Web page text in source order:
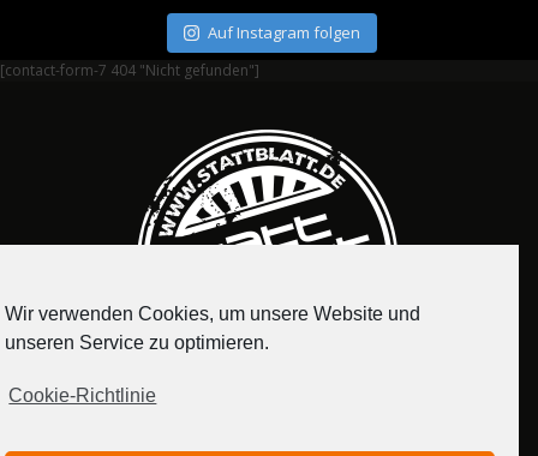
Auf Instagram folgen
[contact-form-7 404 "Nicht gefunden"]
Wir verwenden Cookies, um unsere Website und
unseren Service zu optimieren.
Cookie-Richtlinie